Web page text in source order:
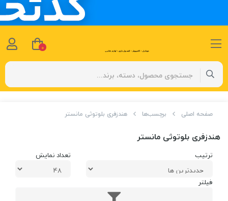
صفحه اصلی برچسب‌ها هندزفری بلوتوثی مانستر
هندزفری بلوتوثی مانستر
ترتیب تعداد نمایش
فیلتر
0